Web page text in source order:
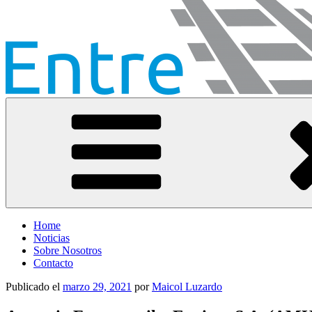
Información ferroviaria
Home
Noticias
Sobre Nosotros
Contacto
Publicado el marzo 29, 2021 porMaicol Luzardo